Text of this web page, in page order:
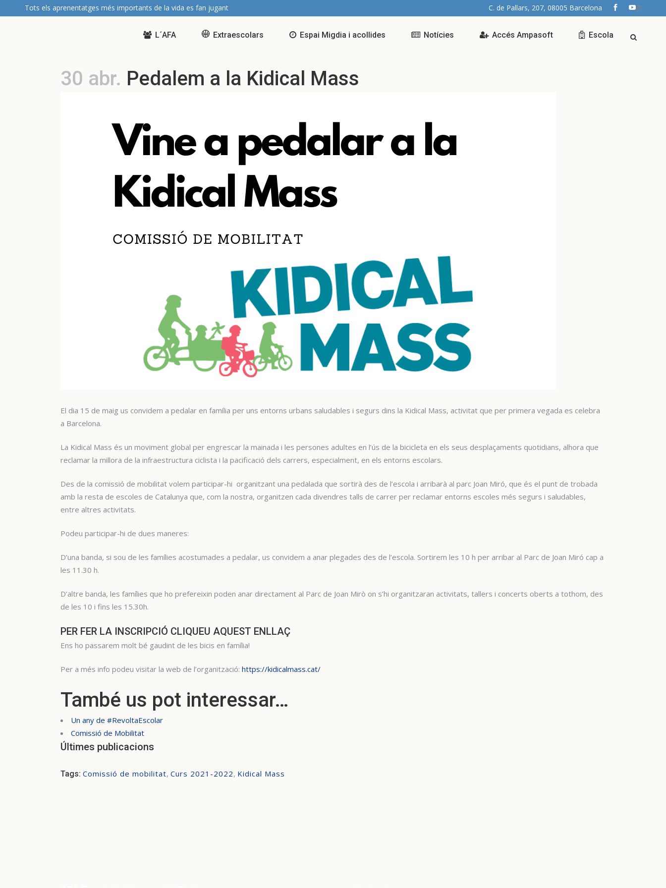
Tots els aprenentatges més importants de la vida es fan jugant C. de Pallars, 207, 08005 Barcelona
L´AFA Extraescolars Espai Migdia i acollides Notícies Accés Ampasoft Escola
30 abr. Pedalem a la Kidical Mass
El dia 15 de maig us convidem a pedalar en família per uns entorns urbans saludables i segurs dins la Kidical Mass, activitat que per primera vegada es celebra
a Barcelona.
La Kidical Mass és un moviment global per engrescar la mainada i les persones adultes en l’ús de la bicicleta en els seus desplaçaments quotidians, alhora que
reclamar la millora de la infraestructura ciclista i la pacificació dels carrers, especialment, en els entorns escolars.
Des de la comissió de mobilitat volem participar-hi organitzant una pedalada que sortirà des de l’escola i arribarà al parc Joan Miró, que és el punt de trobada
amb la resta de escoles de Catalunya que, com la nostra, organitzen cada divendres talls de carrer per reclamar entorns escoles més segurs i saludables,
entre altres activitats.
Podeu participar-hi de dues maneres:
D’una banda, si sou de les famílies acostumades a pedalar, us convidem a anar plegades des de l’escola. Sortirem les 10 h per arribar al Parc de Joan Miró cap a
les 11.30 h.
D’altre banda, les famílies que ho prefereixin poden anar directament al Parc de Joan Mirò on s’hi organitzaran activitats, tallers i concerts oberts a tothom, des
de les 10 i fins les 15.30h.
PER FER LA INSCRIPCIÓ CLIQUEU AQUEST ENLLAÇ
Ens ho passarem molt bé gaudint de les bicis en família!
Per a més info podeu visitar la web de l’organització: https://kidicalmass.cat/
També us pot interessar…
Un any de #RevoltaEscolar
Comissió de Mobilitat
Últimes publicacions
Tags: Comissió de mobilitat, Curs 2021-2022, Kidical Mass